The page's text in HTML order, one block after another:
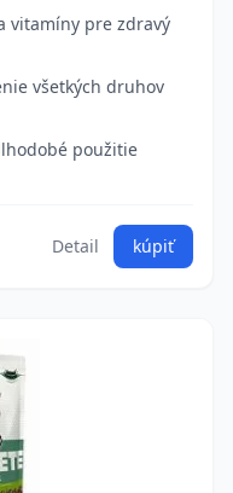
vitamíny pre zdravý
všetkých druhov
použitie
Detail kúpiť